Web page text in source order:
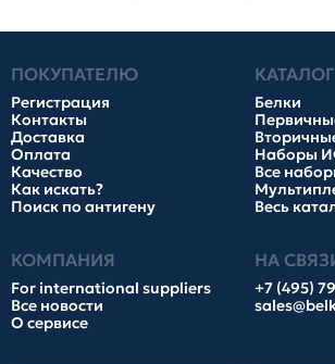
ПОКУПАТЕЛЮ
Регистрация
Контакты
Доставка
Оплата
Качество
Как искать?
Поиск по антигену
КАТАЛОГ
Белки
Наборы
Все
Весь
КОМПАНИЯ
For international suppliers
Все новости
О сервисе
НА
+7 (495)